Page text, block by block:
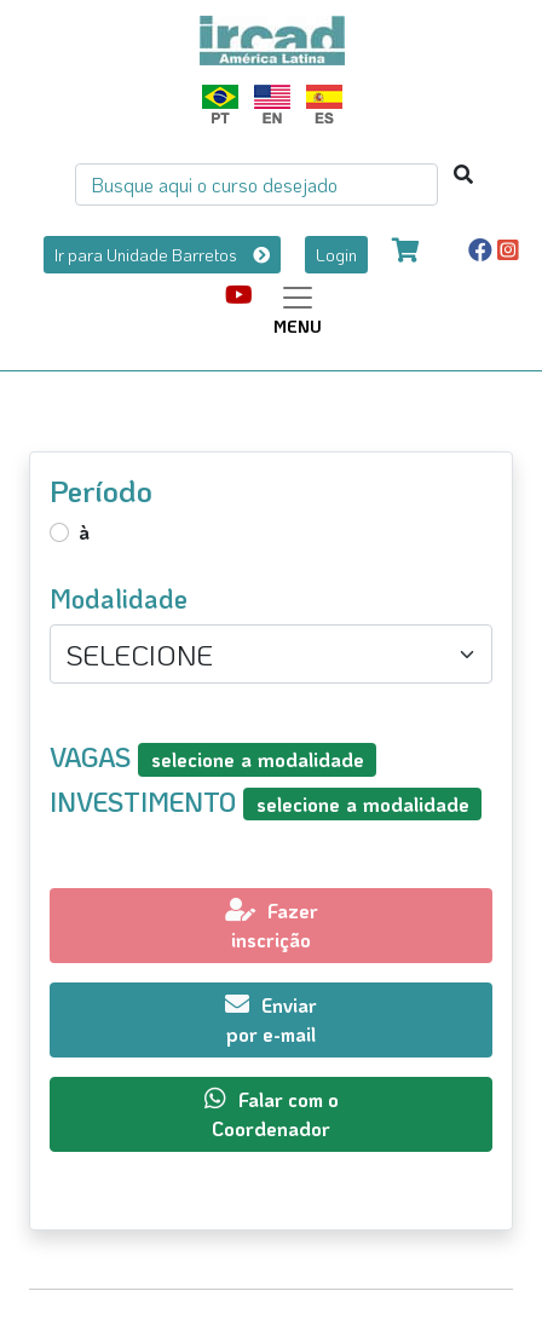
Ir para Unidade Barretos Login
MENU
Período
à
Modalidade
VAGAS selecione a modalidade
INVESTIMENTO selecione a modalidade
Fazer
inscrição
Enviar
por e-mail
Falar com o
Coordenador